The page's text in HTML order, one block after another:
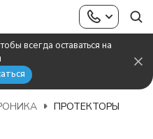
всегда оставаться на
ПРОТЕКТОРЫ